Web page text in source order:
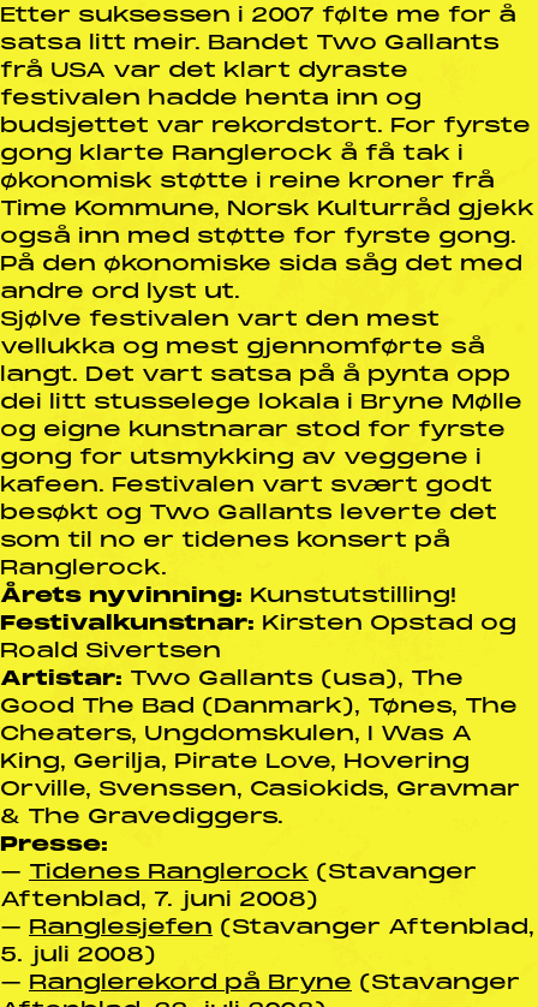
Etter suksessen i 2007 følte me for å
satsa litt meir. Bandet Two Gallants
frå USA var det klart dyraste
festivalen hadde henta inn og
budsjettet var rekordstort. For fyrste
gong klarte Ranglerock å få tak i
økonomisk støtte i reine kroner frå
Time Kommune, Norsk Kulturråd gjekk
også inn med støtte for fyrste gong.
På den økonomiske sida såg det med
andre ord lyst ut.
Sjølve festivalen vart den mest
vellukka og mest gjennomførte så
langt. Det vart satsa på å pynta opp
dei litt stusselege lokala i Bryne Mølle
og eigne kunstnarar stod for fyrste
gong for utsmykking av veggene i
kafeen. Festivalen vart svært godt
besøkt og Two Gallants leverte det
som til no er tidenes konsert på
Ranglerock.
Årets nyvinning: Kunstutstilling!
Festivalkunstnar: Kirsten Opstad og
Roald Sivertsen
Artistar: Two Gallants (usa), The
Good The Bad (Danmark), Tønes, The
Cheaters, Ungdomskulen, I Was A
King, Gerilja, Pirate Love, Hovering
Orville, Svenssen, Casiokids, Gravmar
& The Gravediggers.
Presse:
– Tidenes Ranglerock (Stavanger
Aftenblad, 7. juni 2008)
– Ranglesjefen (Stavanger Aftenblad,
5. juli 2008)
– Ranglerekord på Bryne (Stavanger